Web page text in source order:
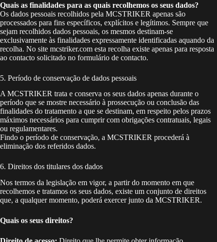
Quais as finalidades para as quais recolhemos os seus dados?
Os dados pessoais recolhidos pela MCSTRIKER apenas são
processados para fins específicos, explícitos e legítimos. Sempre que
sejam recolhidos dados pessoais, os mesmos destinam-se
exclusivamente às finalidades expressamente identificadas aquando da
recolha. No site mcstriker.com esta recolha existe apenas para resposta
ao contacto solicitado no formulário de contacto.
5. Período de conservação de dados pessoais
A MCSTRIKER trata e conserva os seus dados apenas durante o
período que se mostre necessário à prossecução ou conclusão das
finalidades do tratamento a que se destinam, em respeito pelos prazos
máximos necessários para cumprir com obrigações contratuais, legais
ou regulamentares.
Findo o período de conservação, a MCSTRIKER procederá à
eliminação dos referidos dados.
6. Direitos dos titulares dos dados
Nos termos da legislação em vigor, a partir do momento em que
recolhemos e tratamos os seus dados, existe um conjunto de direitos
que, a qualquer momento, poderá exercer junto da MCSTRIKER.
Quais os seus direitos?